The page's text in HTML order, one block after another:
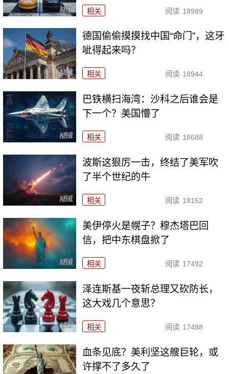
相关 阅读 18989
德国偷偷摸摸找中国“命门”，这牙
呲得起来吗？
相关 阅读 18944
巴铁横扫海湾：沙科之后谁会是
下一个？美国懵了
相关 阅读 18688
波斯这狠厉一击，终结了美军吹
了半个世纪的牛
相关 阅读 18152
美伊停火是幌子？穆杰塔巴回
信，把中东棋盘掀了
相关 阅读 17492
泽连斯基一夜斩总理又砍防长，
这大戏几个意思？
相关 阅读 17488
血条见底？美利坚这艘巨轮，或
许撑不了多久了